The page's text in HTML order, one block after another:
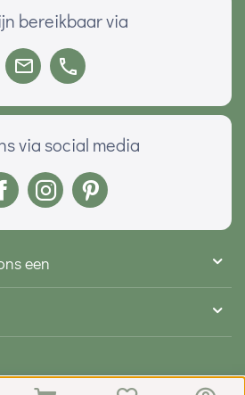
bereikbaar via
via social media
een